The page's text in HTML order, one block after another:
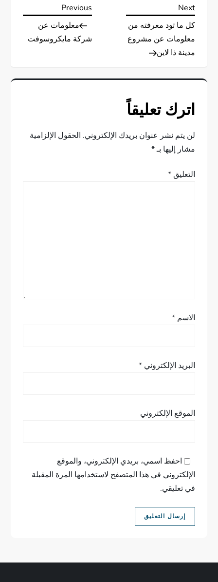
ت
ص
فّ
ح
ا
ل
م
ق
Previous
Post
Previous
معلومات عن
شركة مايكروسوفت
Next
Post
Next
كل ما تود معرفته من
معلومات عن مشروع
مدينة ذا لاين
اترك تعليقاً
لن يتم نشر عنوان بريدك الإلكتروني. الحقول الإلزامية
مشار إليها بـ*
التعليق*
الاسم*
البريد الإلكتروني*
الموقع الإلكتروني
احفظ اسمي، بريدي الإلكتروني، والموقع
الإلكتروني في هذا المتصفح لاستخدامها المرة المقبلة
في تعليقي.